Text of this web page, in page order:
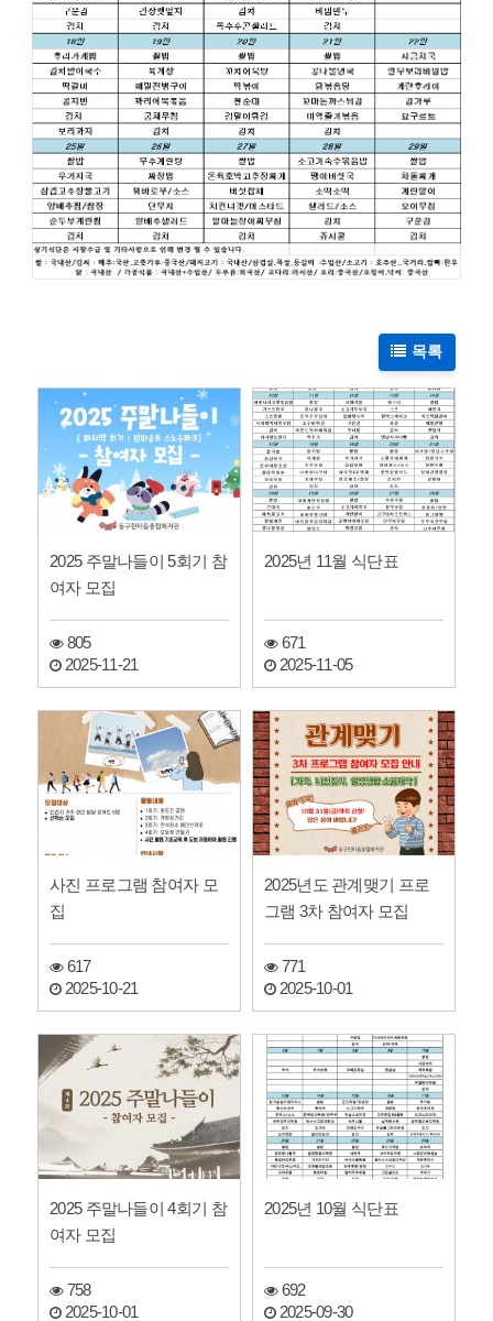
목록
2025 주말나들이 5회기 참
여자 모집
805
2025-11-21
2025년 11월 식단표
671
2025-11-05
사진 프로그램 참여자 모
집
617
2025-10-21
2025년도 관계맺기 프로
그램 3차 참여자 모집
771
2025-10-01
2025 주말나들이 4회기 참
여자 모집
758
2025-10-01
2025년 10월 식단표
692
2025-09-30